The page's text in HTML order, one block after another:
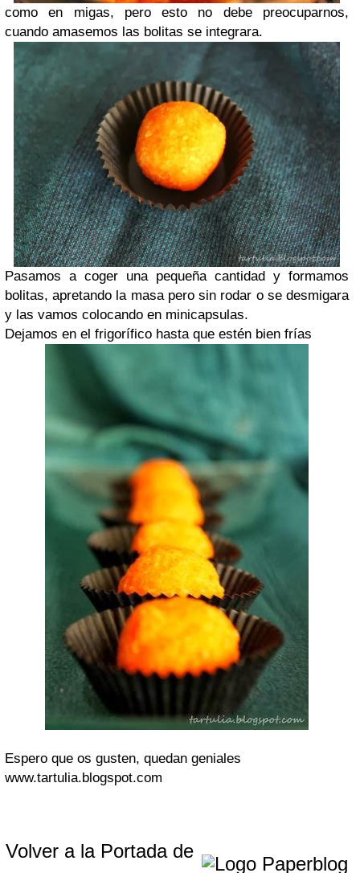
como en migas, pero esto no debe preocuparnos,
cuando amasemos las bolitas se integrara.
Pasamos a coger una pequeña cantidad y formamos
bolitas, apretando la masa pero sin rodar o se desmigara
y las vamos colocando en minicapsulas.
Dejamos en el frigorífico hasta que estén bien frías
Espero que os gusten, quedan geniales
www.tartulia.blogspot.com
Volver a la Portada de